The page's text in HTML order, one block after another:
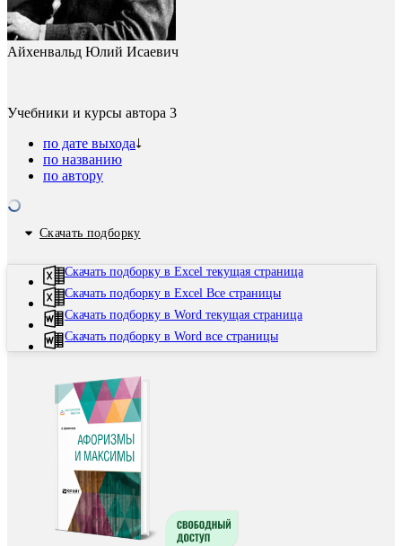
Айхенвальд Юлий Исаевич
Учебники и курсы автора 3
по дате выхода
по названию
по автору
Скачать подборку
Скачать подборку в Excel текущая страница
Скачать подборку в Excel Все страницы
Скачать подборку в Word текущая страница
Скачать подборку в Word все страницы